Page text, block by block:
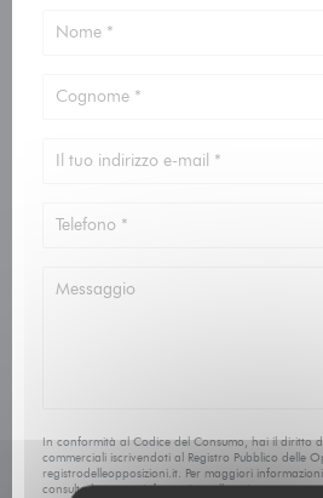
In conformità al Codice del Consumo, hai il diritto
commerciali iscrivendoti al Registro Pubblico delle
registrodelleopposizioni.it. Per maggiori
consulta la nostrainformativa sulla privacy.